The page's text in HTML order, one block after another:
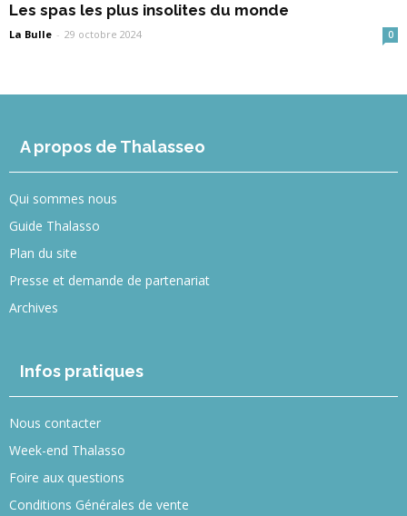
Les spas les plus insolites du monde
La Bulle - 29 octobre 2024 0
A propos de Thalasseo
Qui sommes nous
Guide Thalasso
Plan du site
Presse et demande de partenariat
Archives
Infos pratiques
Nous contacter
Week-end Thalasso
Foire aux questions
Conditions Générales de vente